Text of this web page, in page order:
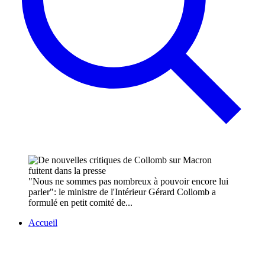
"Nous ne sommes pas nombreux à pouvoir encore lui
parler": le ministre de l'Intérieur Gérard Collomb a
formulé en petit comité de...
Accueil